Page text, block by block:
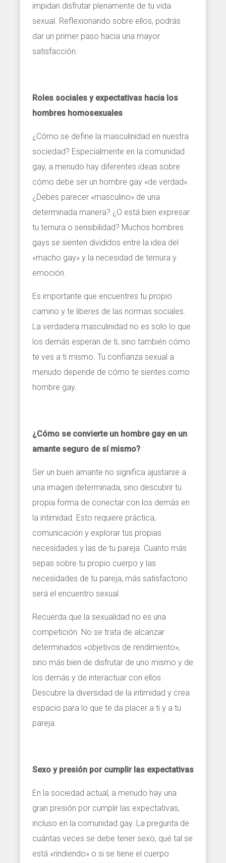
impidan disfrutar plenamente de tu vida
sexual. Reflexionando sobre ellos, podrás
dar un primer paso hacia una mayor
satisfacción.
Roles sociales y expectativas hacia los
hombres homosexuales
¿Cómo se define la masculinidad en nuestra
sociedad? Especialmente en la comunidad
gay, a menudo hay diferentes ideas sobre
cómo debe ser un hombre gay «de verdad».
¿Debes parecer «masculino» de una
determinada manera? ¿O está bien expresar
tu ternura o sensibilidad? Muchos hombres
gays se sienten divididos entre la idea del
«macho gay» y la necesidad de ternura y
emoción.
Es importante que encuentres tu propio
camino y te liberes de las normas sociales.
La verdadera masculinidad no es solo lo que
los demás esperan de ti, sino también cómo
te ves a ti mismo. Tu confianza sexual a
menudo depende de cómo te sientes como
hombre gay.
¿Cómo se convierte un hombre gay en un
amante seguro de sí mismo?
Ser un buen amante no significa ajustarse a
una imagen determinada, sino descubrir tu
propia forma de conectar con los demás en
la intimidad. Esto requiere práctica,
comunicación y explorar tus propias
necesidades y las de tu pareja. Cuanto más
sepas sobre tu propio cuerpo y las
necesidades de tu pareja, más satisfactorio
será el encuentro sexual.
Recuerda que la sexualidad no es una
competición. No se trata de alcanzar
determinados «objetivos de rendimiento»,
sino más bien de disfrutar de uno mismo y de
los demás y de interactuar con ellos.
Descubre la diversidad de la intimidad y crea
espacio para lo que te da placer a ti y a tu
pareja.
Sexo y presión por cumplir las expectativas
En la sociedad actual, a menudo hay una
gran presión por cumplir las expectativas,
incluso en la comunidad gay. La pregunta de
cuántas veces se debe tener sexo, qué tal se
está «rindiendo» o si se tiene el cuerpo